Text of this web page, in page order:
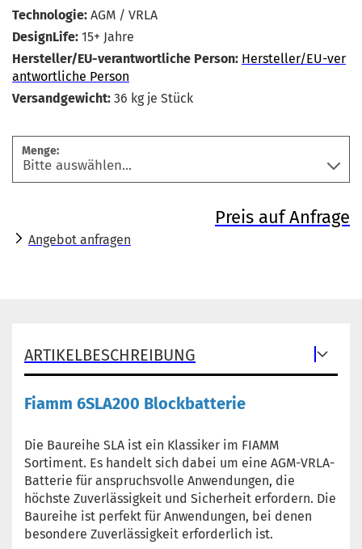
Technologie: AGM / VRLA
DesignLife: 15+ Jahre
Hersteller/EU-verantwortliche Person: Hersteller/EU-ver
antwortliche Person
Versandgewicht: 36 kg je Stück
Menge:
Preis auf Anfrage
Angebot anfragen
ARTIKELBESCHREIBUNG
Fiamm 6SLA200 Blockbatterie
Die Baureihe SLA ist ein Klassiker im FIAMM
Sortiment. Es handelt sich dabei um eine AGM-VRLA-
Batterie für anspruchsvolle Anwendungen, die
höchste Zuverlässigkeit und Sicherheit erfordern. Die
Baureihe ist perfekt für Anwendungen, bei denen
besondere Zuverlässigkeit erforderlich ist.